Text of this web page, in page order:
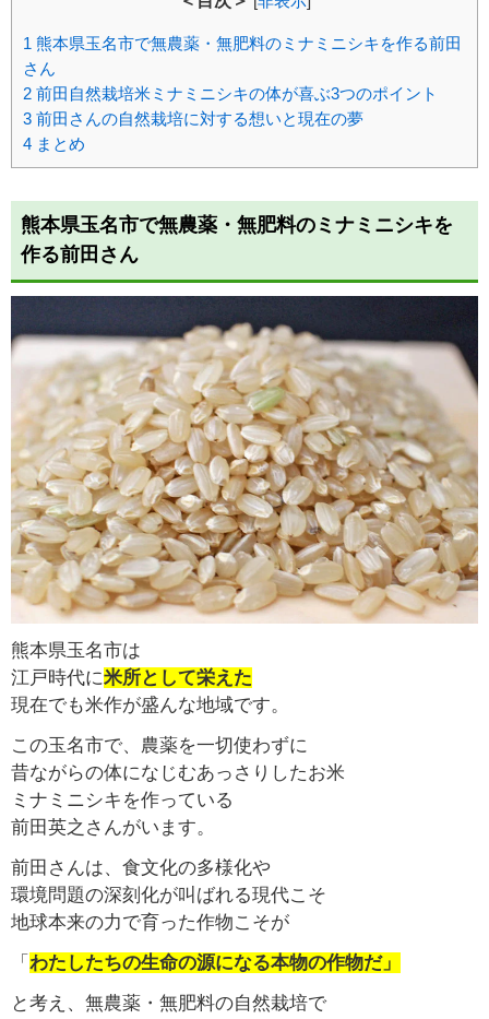
1 熊本県玉名市で無農薬・無肥料のミナミニシキを作る前田
さん
2 前田自然栽培米ミナミニシキの体が喜ぶ3つのポイント
3 前田さんの自然栽培に対する想いと現在の夢
4 まとめ
熊本県玉名市で無農薬・無肥料のミナミニシキを
作る前田さん
熊本県玉名市は
江戸時代に米所として栄えた
現在でも米作が盛んな地域です。
この玉名市で、農薬を一切使わずに
昔ながらの体になじむあっさりしたお米
ミナミニシキを作っている
前田英之さんがいます。
前田さんは、食文化の多様化や
環境問題の深刻化が叫ばれる現代こそ
地球本来の力で育った作物こそが
「 わたしたちの生命の源になる本物の作物だ」
と考え、無農薬・無肥料の自然栽培で